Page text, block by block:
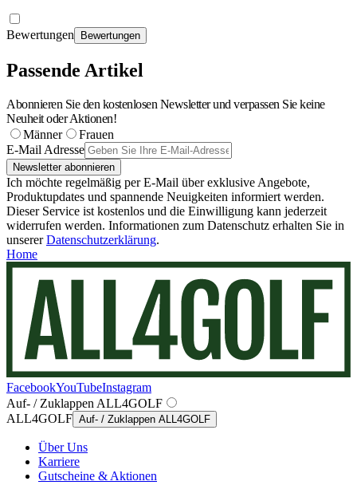
Bewertungen Bewertungen
Passende Artikel
Abonnieren Sie den kostenlosen Newsletter und verpassen Sie keine
Neuheit oder Aktionen!
Männer
Frauen
E-Mail Adresse
Newsletter abonnieren
Ich möchte regelmäßig per E-Mail über exklusive Angebote,
Produktupdates und spannende Neuigkeiten informiert werden.
Dieser Service ist kostenlos und die Einwilligung kann jederzeit
widerrufen werden. Informationen zum Datenschutz erhalten Sie in
unsererDatenschutzerklärung.
Home
FacebookYouTubeInstagram
Auf- / Zuklappen ALL4GOLF
ALL4GOLF Auf- / Zuklappen ALL4GOLF
Über Uns
Karriere
Gutscheine & Aktionen